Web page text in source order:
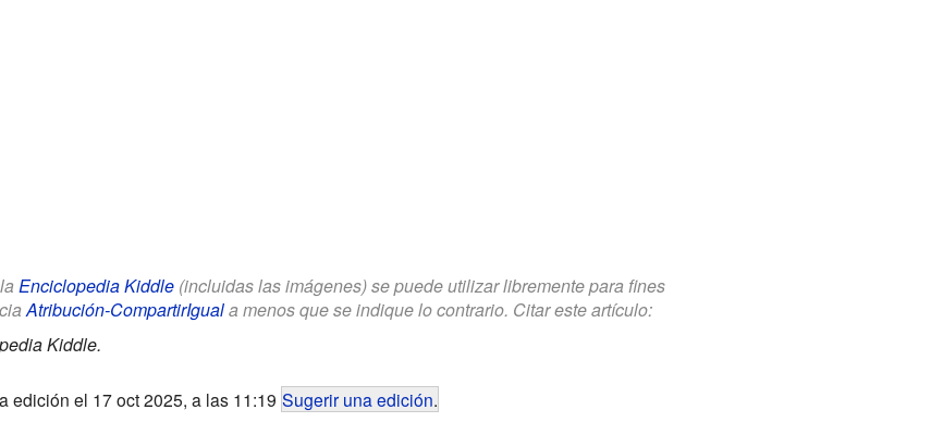
Enciclopedia Kiddle(incluidas las imágenes) se puede utilizar libremente para fines
Atribución-CompartirIguala menos que se indique lo contrario. Citar este artículo:
Kiddle.
edición el 17 oct 2025, a las 11:19 Sugerir una edición.